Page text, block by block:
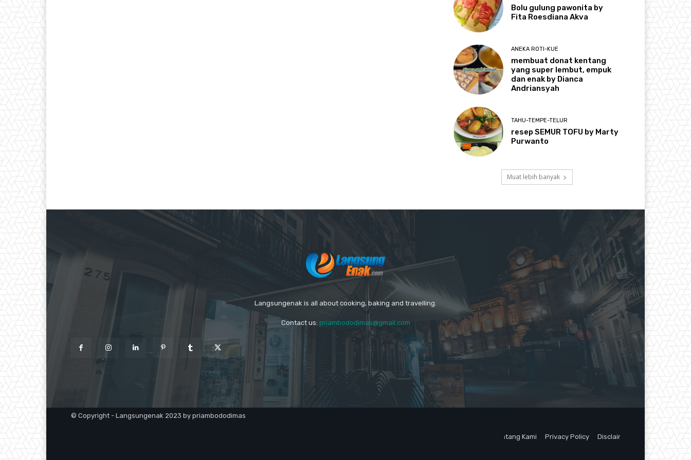
Bolu gulung pawonita by
Fita Roesdiana Akva
ANEKA ROTI-KUE
membuat donat kentang
yang super lembut, empuk
dan enak by Dianca
Andriansyah
TAHU-TEMPE-TELUR
resep SEMUR TOFU by Marty
Purwanto
Muat lebih banyak
Langsungenak is all about cooking, baking and travelling.
Contact us: priambododimas@gmail.com
© Copyright - Langsungenak 2023 by priambododimas
Tentang Kami Privacy Policy Disclaimer